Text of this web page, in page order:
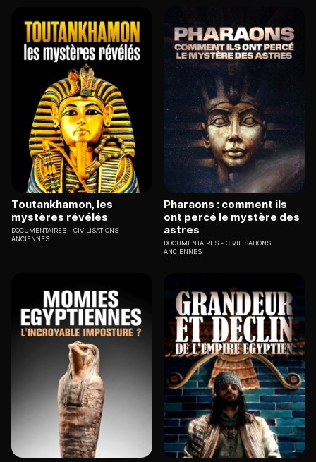
Toutankhamon, les
mystères révélés
DOCUMENTAIRES
CIVILISATIONS
ANCIENNES
Pharaons : comment ils
ont percé le mystère des
astres
DOCUMENTAIRES
CIVILISATIONS
ANCIENNES